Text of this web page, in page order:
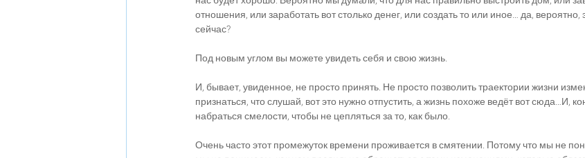
отношения, или заработать вот столько денег, или создать то или иное… да,
сейчас?
Под новым углом вы можете увидеть себя и свою жизнь.
И, бывает, увиденное, не просто принять. Не просто позволить траектории жизни
признаться, что слушай, вот это нужно отпустить, а жизнь похоже ведёт вот сюда…И,
набраться смелости, чтобы не цепляться за то, как было.
Очень часто этот промежуток времени проживается в смятении. Потому что мы не